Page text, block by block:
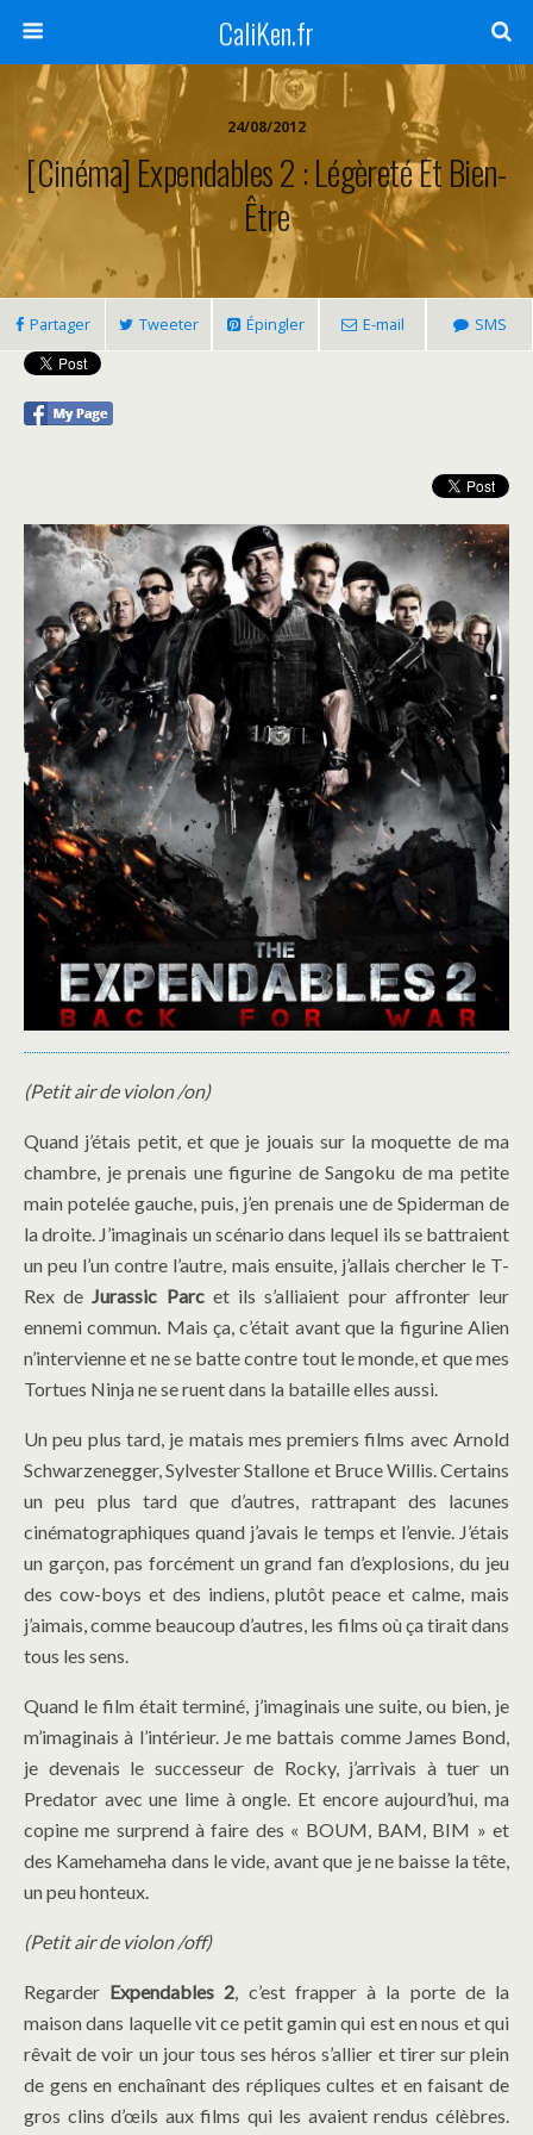
CaliKen.fr
24/08/2012
[Cinéma] Expendables 2 : Légèreté Et Bien-
Être
Partager Tweeter Épingler E-mail SMS
(Petit air de violon /on)
Quand j’étais petit, et que je jouais sur la moquette de ma
chambre, je prenais une figurine de Sangoku de ma petite
main potelée gauche, puis, j’en prenais une de Spiderman de
la droite. J’imaginais un scénario dans lequel ils se battraient
un peu l’un contre l’autre, mais ensuite, j’allais chercher le T-
Rex deJurassic Parcet ils s’alliaient pour affronter leur
ennemi commun. Mais ça, c’était avant que la figurine Alien
n’intervienne et ne se batte contre tout le monde, et que mes
Tortues Ninja ne se ruent dans la bataille elles aussi.
Un peu plus tard, je matais mes premiers films avec Arnold
Schwarzenegger, Sylvester Stallone et Bruce Willis. Certains
un peu plus tard que d’autres, rattrapant des lacunes
cinématographiques quand j’avais le temps et l’envie. J’étais
un garçon, pas forcément un grand fan d’explosions, du jeu
des cow-boys et des indiens, plutôt peace et calme, mais
j’aimais, comme beaucoup d’autres, les films où ça tirait dans
tous les sens.
Quand le film était terminé, j’imaginais une suite, ou bien, je
m’imaginais à l’intérieur. Je me battais comme James Bond,
je devenais le successeur de Rocky, j’arrivais à tuer un
Predator avec une lime à ongle. Et encore aujourd’hui, ma
copine me surprend à faire des « BOUM, BAM, BIM » et
des Kamehameha dans le vide, avant que je ne baisse la tête,
un peu honteux.
(Petit air de violon /off)
Regarder Expendables 2, c’est frapper à la porte de la
maison dans laquelle vit ce petit gamin qui est en nous et qui
rêvait de voir un jour tous ses héros s’allier et tirer sur plein
de gens en enchaînant des répliques cultes et en faisant de
gros clins d’œils aux films qui les avaient rendus célèbres.